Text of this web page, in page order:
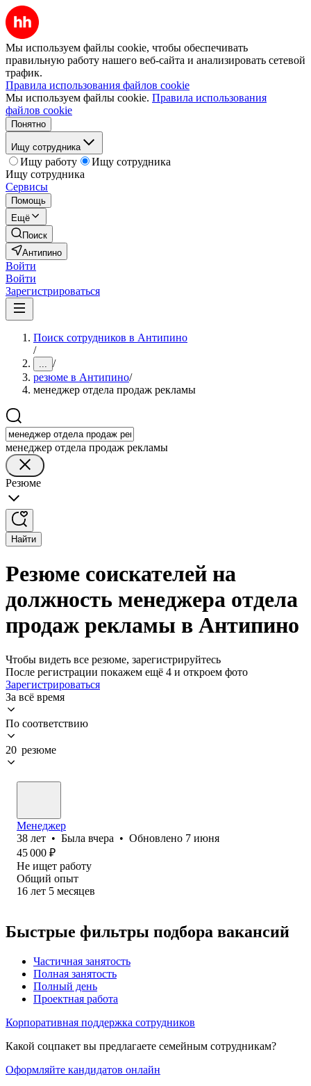
Мы используем файлы cookie, чтобы обеспечивать
правильную работу нашего веб-сайта и анализировать сетевой
трафик.
Правила использования файлов cookie
Мы используем файлы cookie. Правила использования
файлов cookie
Понятно
Ищу сотрудника
Ищу работу
Ищу сотрудника
Ищу сотрудника
Сервисы
Помощь
Ещё
Поиск
Антипино
Войти
Войти
Зарегистрироваться
Поиск сотрудников в Антипино
/
... /
резюме в Антипино/
менеджер отдела продаж рекламы
менеджер отдела продаж рекламы
Резюме
Найти
Резюме соискателей на
должность менеджера отдела
продаж рекламы в Антипино
Чтобы видеть все резюме, зарегистрируйтесь
После регистрации покажем ещё 4 и откроем фото
Зарегистрироваться
За всё время
По соответствию
20 резюме
Менеджер
38 лет • Была вчера • Обновлено 7 июня
45 000 ₽
Не ищет работу
Общий опыт
16 лет 5 месяцев
Быстрые фильтры подбора вакансий
Частичная занятость
Полная занятость
Полный день
Проектная работа
Корпоративная поддержка сотрудников
Какой соцпакет вы предлагаете семейным сотрудникам?
Оформляйте кандидатов онлайн